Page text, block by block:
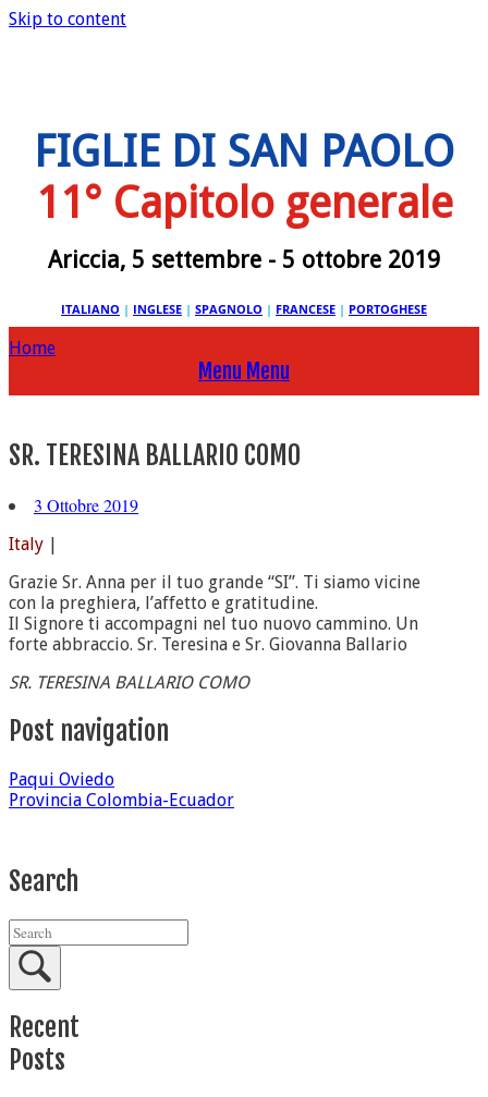
Skip to content
FIGLIE DI SAN PAOLO
11° Capitolo generale
Ariccia, 5 settembre - 5 ottobre 2019
ITALIANO | INGLESE | SPAGNOLO | FRANCESE | PORTOGHESE
Home
Menu Menu
SR. TERESINA BALLARIO COMO
3 Ottobre 2019
Italy |
Grazie Sr. Anna per il tuo grande “SI”. Ti siamo vicine
con la preghiera, l’affetto e gratitudine.
Il Signore ti accompagni nel tuo nuovo cammino. Un
forte abbraccio. Sr. Teresina e Sr. Giovanna Ballario
SR. TERESINA BALLARIO COMO
Post navigation
Paqui Oviedo
Provincia Colombia-Ecuador
Search
Recent
Posts